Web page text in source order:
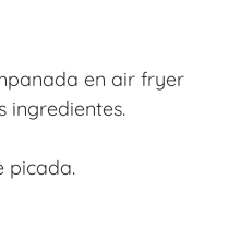
en air fryer
ingredientes.
picada.